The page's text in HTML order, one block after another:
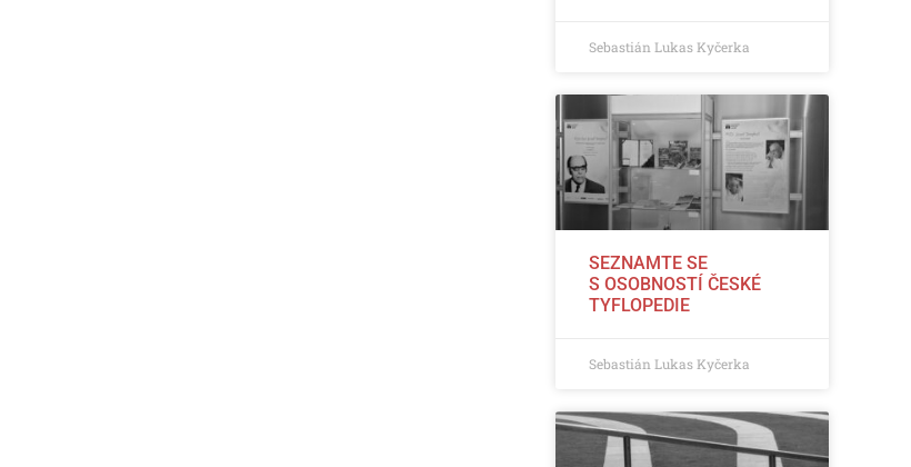
Sebastián Lukas Kyčerka
SEZNAMTE SE
S OSOBNOSTÍ ČESKÉ
TYFLOPEDIE
Sebastián Lukas Kyčerka